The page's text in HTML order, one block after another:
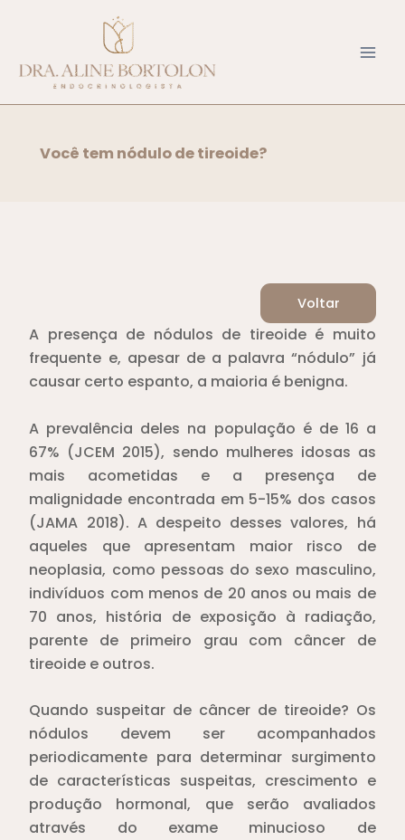
conteúdo
Você tem nódulo de tireoide?
Voltar
A presença de nódulos de tireoide é muito
frequente e, apesar de a palavra “nódulo” já
causar certo espanto, a maioria é benigna.
A prevalência deles na população é de 16 a
67% (JCEM 2015), sendo mulheres idosas as
mais acometidas e a presença de
malignidade encontrada em 5-15% dos casos
(JAMA 2018). A despeito desses valores, há
aqueles que apresentam maior risco de
neoplasia, como pessoas do sexo masculino,
indivíduos com menos de 20 anos ou mais de
70 anos, história de exposição à radiação,
parente de primeiro grau com câncer de
tireoide e outros.
Quando suspeitar de câncer de tireoide? Os
nódulos devem ser acompanhados
periodicamente para determinar surgimento
de características suspeitas, crescimento e
produção hormonal, que serão avaliados
através do exame minucioso de